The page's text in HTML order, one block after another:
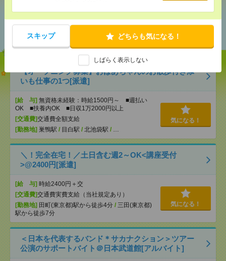
スキップ どちらも気になる！
しばらく表示しない
あなたの閲覧履歴からの
おすすめ
【オープニング募集】おばあちゃんのお散歩付き添
いも仕事の1つ[派遣]
[給 与] 無資格未経験：時給1500円～ ■週払い
OK ■扶養内OK ■日収1万2000円以上
[交通費]交通費全額支給
[勤務地] 巣鴨駅 / 目白駅 / 北池袋駅 / …
気になる！
＼！完全在宅！／土日含む週2～OK<講座受付
>@2400円[派遣]
[給 与] 時給2400円＋交
[交通費]交通費実費支給（当社規定あり）
[勤務地] 田町(東京都)駅から徒歩4分 / 三田(東京都)
駅から徒歩7分
気になる！
＜日本を代表するバンド＊サカナクション＞ツアー
公演のサポートバイト＠日本武道館[アルバイト]